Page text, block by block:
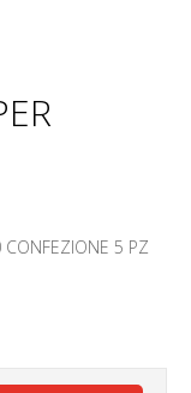
CONFEZIONE 5 PZ